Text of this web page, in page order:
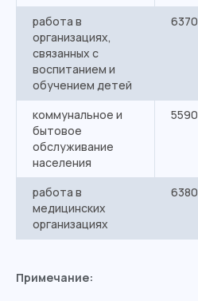
работа в
организациях,
связанных с
воспитанием и
обучением детей
6370
коммунальное и
бытовое
обслуживание
населения
5590
работа в
медицинских
организациях
6380
Примечание: